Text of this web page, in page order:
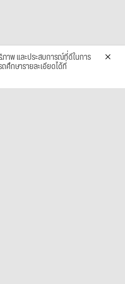
าพ และประสบการณ์ที่ดีในการ
ศึกษารายละเอียดได้ที่